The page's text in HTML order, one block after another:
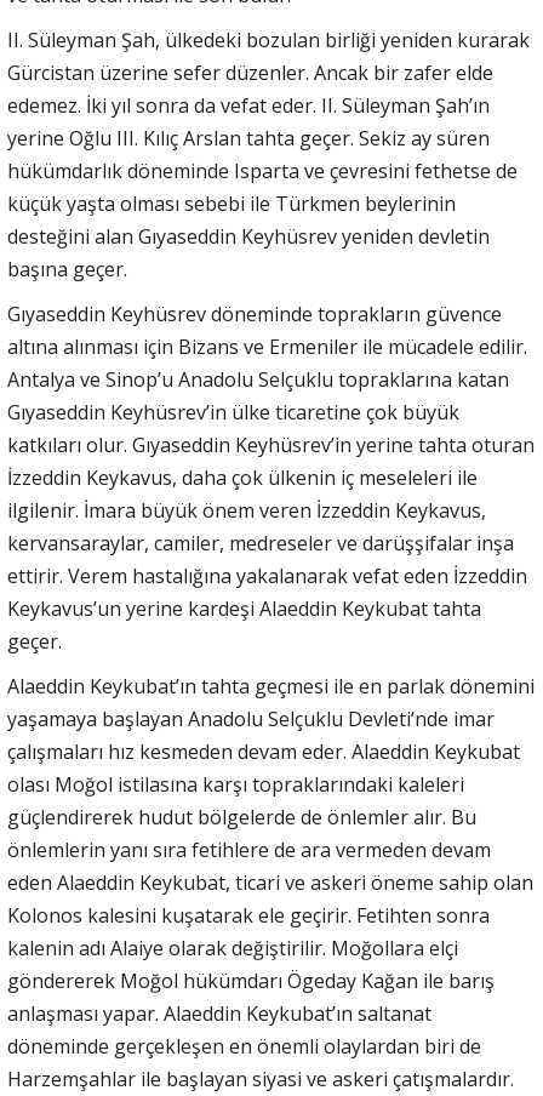
II. Süleyman Şah, ülkedeki bozulan birliği yeniden kurarak
Gürcistan üzerine sefer düzenler. Ancak bir zafer elde
edemez. İki yıl sonra da vefat eder. II. Süleyman Şah’ın
yerine Oğlu III. Kılıç Arslan tahta geçer. Sekiz ay süren
hükümdarlık döneminde Isparta ve çevresini fethetse de
küçük yaşta olması sebebi ile Türkmen beylerinin
desteğini alan Gıyaseddin Keyhüsrev yeniden devletin
başına geçer.
Gıyaseddin Keyhüsrev döneminde toprakların güvence
altına alınması için Bizans ve Ermeniler ile mücadele edilir.
Antalya ve Sinop’u Anadolu Selçuklu topraklarına katan
Gıyaseddin Keyhüsrev’in ülke ticaretine çok büyük
katkıları olur. Gıyaseddin Keyhüsrev’in yerine tahta oturan
İzzeddin Keykavus, daha çok ülkenin iç meseleleri ile
ilgilenir. İmara büyük önem veren İzzeddin Keykavus,
kervansaraylar, camiler, medreseler ve darüşşifalar inşa
ettirir. Verem hastalığına yakalanarak vefat eden İzzeddin
Keykavus’un yerine kardeşi Alaeddin Keykubat tahta
geçer.
Alaeddin Keykubat’ın tahta geçmesi ile en parlak dönemini
yaşamaya başlayan Anadolu Selçuklu Devleti’nde imar
çalışmaları hız kesmeden devam eder. Alaeddin Keykubat
olası Moğol istilasına karşı topraklarındaki kaleleri
güçlendirerek hudut bölgelerde de önlemler alır. Bu
önlemlerin yanı sıra fetihlere de ara vermeden devam
eden Alaeddin Keykubat, ticari ve askeri öneme sahip olan
Kolonos kalesini kuşatarak ele geçirir. Fetihten sonra
kalenin adı Alaiye olarak değiştirilir. Moğollara elçi
göndererek Moğol hükümdarı Ögeday Kağan ile barış
anlaşması yapar. Alaeddin Keykubat’ın saltanat
döneminde gerçekleşen en önemli olaylardan biri de
Harzemşahlar ile başlayan siyasi ve askeri çatışmalardır.